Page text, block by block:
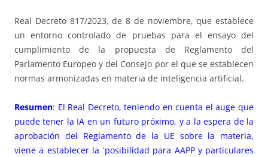
Real Decreto 817/2023, de 8 de noviembre, que establece
un entorno controlado de pruebas para el ensayo del
cumplimiento de la propuesta de Reglamento del
Parlamento Europeo y del Consejo por el que se establecen
normas armonizadas en materia de inteligencia artificial.
Resumen: El Real Decreto, teniendo en cuenta el auge que
puede tener la IA en un futuro próximo, y a la espera de la
aprobación del Reglamento de la UE sobre la materia,
viene a establecer la `posibilidad para AAPP y particulares